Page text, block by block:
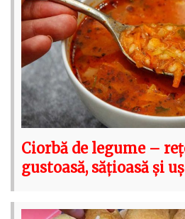
Ciorbă de legume –
gustoasă, sățioasă și